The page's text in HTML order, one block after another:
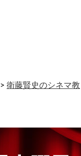
> 衛藤賢史のシネマ教